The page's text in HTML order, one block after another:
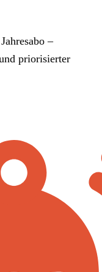
–
priorisierter